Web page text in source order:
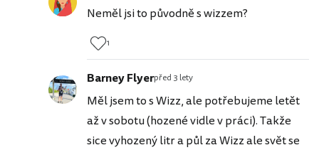
Neměl jsi to původně s wizzem?
1
Barney Flyerpřed 3 lety
Měl jsem to s Wizz, ale potřebujeme letět
až v sobotu (hozené vidle v práci). Takže
sice vyhozený litr a půl za Wizz ale svět se